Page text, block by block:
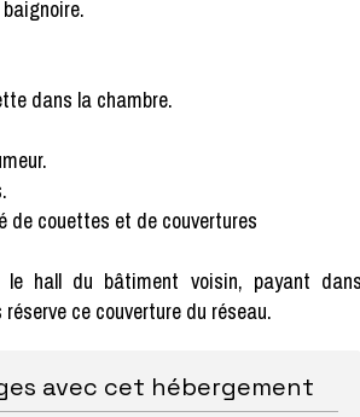
dans la chambre.
de couettes et de couvertures
hall du bâtiment voisin, payant
ce couverture du réseau.
avec cet hébergement